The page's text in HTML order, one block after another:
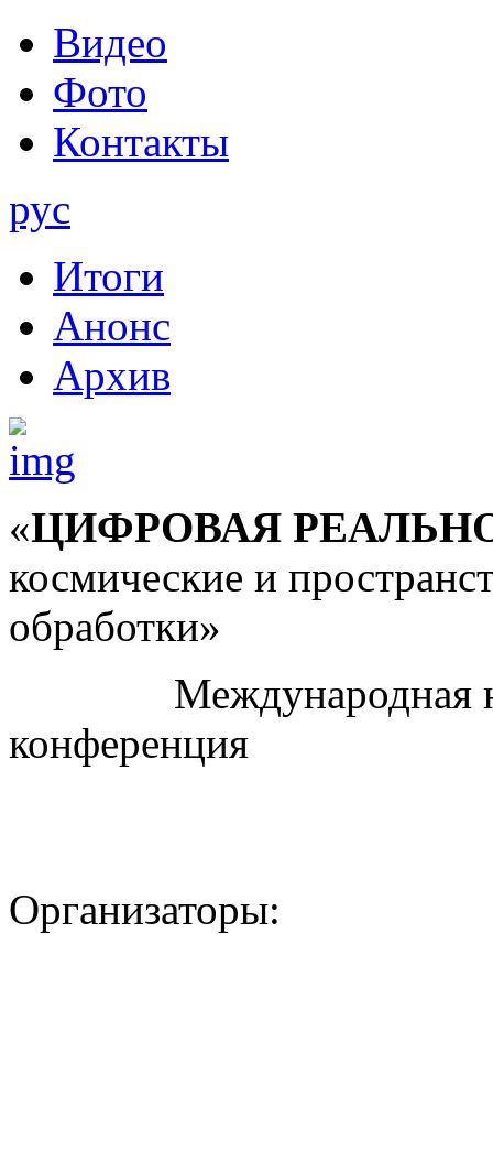
Видео
Фото
Контакты
рус
Итоги
Анонс
Архив
«ЦИФРОВАЯ
космические и
обработки»
Международная
конференция
Организаторы: